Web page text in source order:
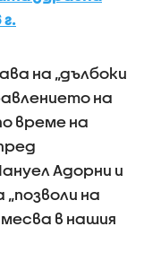
на „дълбоки
на
време на
Адорни и
на
в нашия